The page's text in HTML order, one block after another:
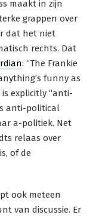
maakt in zijn
grappen over
dat het niet
rechts. Dat
: “The Frankie
funny as
explicitly “anti-
anti-political
a-politiek. Net
relaas over
of de
ook meteen
van discussie. Er